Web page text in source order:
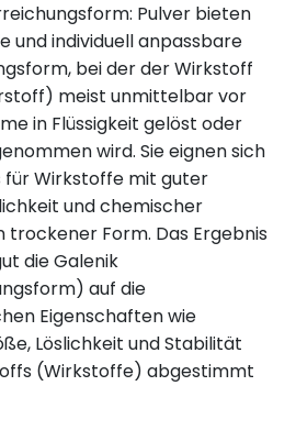
Pulver bieten
und individuell anpassbare
bei der der Wirkstoff
meist unmittelbar vor
in Flüssigkeit gelöst oder
wird. Sie eignen sich
für Wirkstoffe mit guter
und chemischer
trockener Form. Das Ergebnis
die Galenik
auf die
Eigenschaften wie
Löslichkeit und Stabilität
(Wirkstoffe) abgestimmt